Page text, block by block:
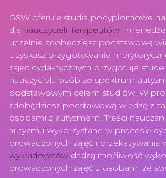
GSW oferuje studia podyplomowe
dla nauczycieli, terapeutów i
uczelnie zdobędziesz podstawową
Uzyskasz przygotowanie
zajęć dydaktycznych przygotuje
nauczyciela osób ze spektrum
podstawowym celem studiów. W
zdobędziesz podstawową wiedzę z
osobami z autyzmem. Treści
autyzmu wykorzystane w procesie
prowadzonych zajęć i przekazywania
wykładowców dadzą możliwość
prowadzonych zajęć z osobami ze